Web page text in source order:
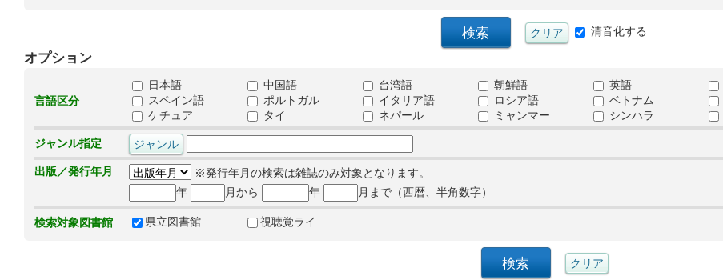
清音化する
オプション
言語区分
日本語 中国語 台湾語 朝鮮語 英語
スペイン語
ポルトガル イタリア語 ロシア語 ベトナム
ケチュア
タイ ネパール ミャンマー シンハラ
ジャンル指定
出版／発行年月
※発行年月の検索は雑誌のみ対象となります。
年
月から 年 月まで（西暦、半角数字）
検索対象図書館 県立図書館 視聴覚ライ